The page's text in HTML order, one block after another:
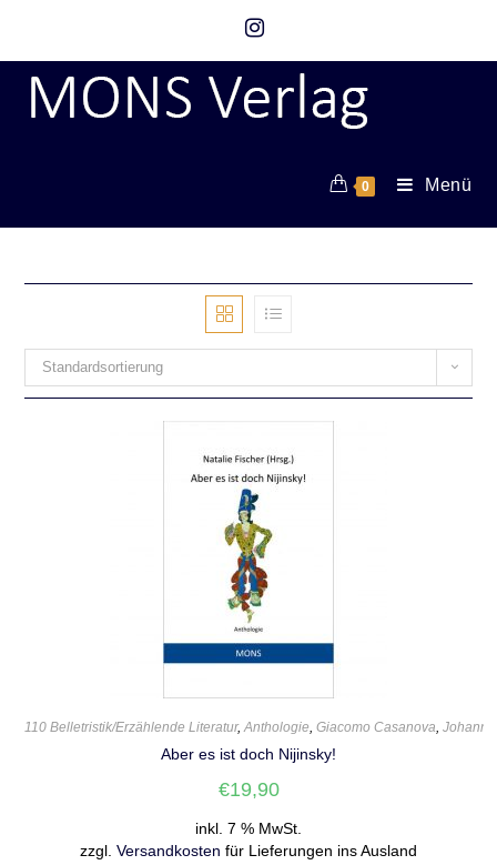
0 Menü
Standardsortierung
110 Belletristik/Erzählende Literatur,Anthologie,Giacomo Casanova,Johann
Aber es ist doch Nijinsky!
€19,90
inkl. 7 % MwSt.
zzgl. Versandkosten für Lieferungen ins Ausland